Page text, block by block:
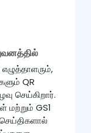
QR
செய்கிறார்.
மற்றும் GS1